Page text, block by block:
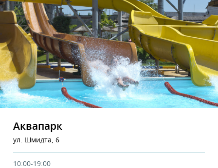
Аквапарк
ул. Шмидта, 6
10:00-19:00